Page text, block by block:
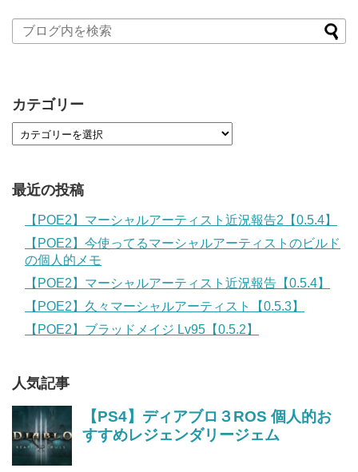
カテゴリー
最近の投稿
【POE2】マーシャルアーティスト近況報告2【0.5.4】
【POE2】今使ってるマーシャルアーティストのビルド
の個人的メモ
【POE2】マーシャルアーティスト近況報告【0.5.4】
【POE2】久々マーシャルアーティスト【0.5.3】
【POE2】ブラッドメイジ Lv95【0.5.2】
人気記事